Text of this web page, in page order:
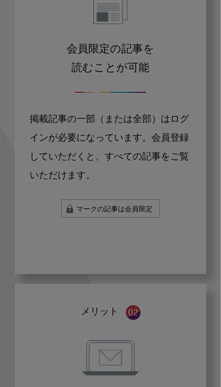
会員限定の記事を
読むことが可能
掲載記事の一部（または全部）はログ
インが必要になっています。会員登録
していただくと、すべての記事をご覧
いただけます。
マークの記事は会員限定
メリット